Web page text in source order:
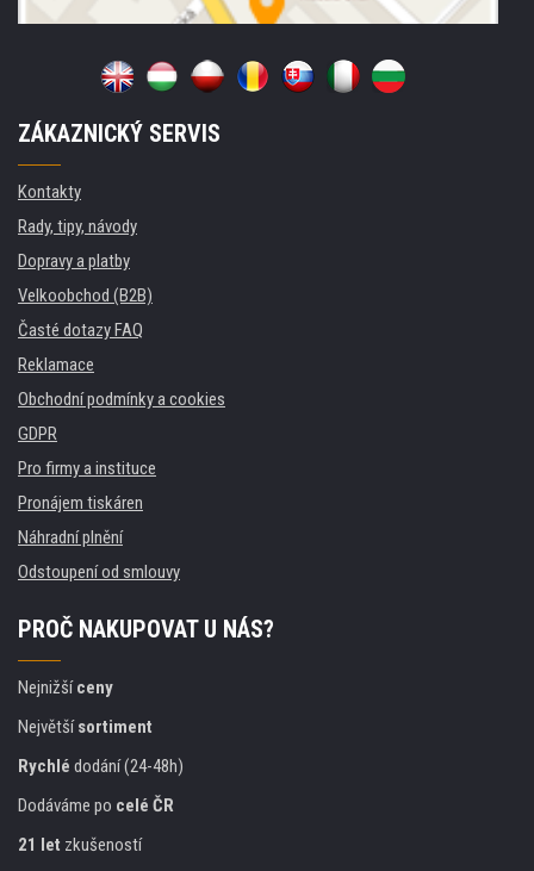
ZÁKAZNICKÝ SERVIS
Kontakty
Rady, tipy, návody
Dopravy a platby
Velkoobchod (B2B)
Časté dotazy FAQ
Reklamace
Obchodní podmínky a cookies
GDPR
Pro firmy a instituce
Pronájem tiskáren
Náhradní plnění
Odstoupení od smlouvy
PROČ NAKUPOVAT U NÁS?
Nejnižšíceny
Největšísortiment
Rychlé dodání (24-48h)
Dodáváme po celé ČR
21 let zkušeností